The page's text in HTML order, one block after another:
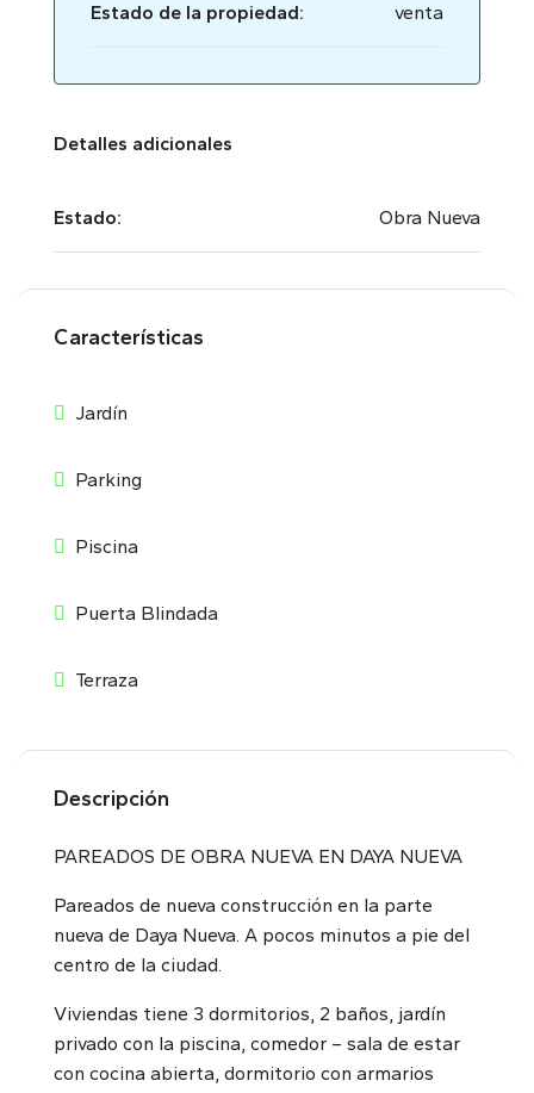
Estado de la propiedad: venta
Detalles adicionales
Estado: Obra Nueva
Características
Jardín
Parking
Piscina
Puerta Blindada
Terraza
Descripción
PAREADOS DE OBRA NUEVA EN DAYA NUEVA
Pareados de nueva construcción en la parte
nueva de Daya Nueva. A pocos minutos a pie del
centro de la ciudad.
Viviendas tiene 3 dormitorios, 2 baños, jardín
privado con la piscina, comedor – sala de estar
con cocina abierta, dormitorio con armarios